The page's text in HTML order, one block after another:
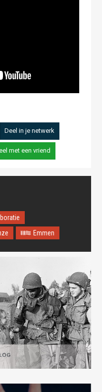
Deel in je netwerk
met een vriend
Emmen